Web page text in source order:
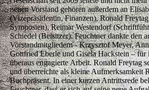
neuen Vorstand gehören außerdem an
(Vizepräsidentin, Finanzen), Ronald
Symposien), Reimar Westendorf
Schiedel (Beisitzer). Feuchtner dankte den
Vorstandmitgliedern - Krzysztof Meyer,
Gottfried Eberle und Gisela Hackstein – für
überaus engagierte Arbeit. Ronald Freytag
und überreichte als kleine Aufmerksamkeit
Buchpräsent. In einer kurzen Antrittsrede